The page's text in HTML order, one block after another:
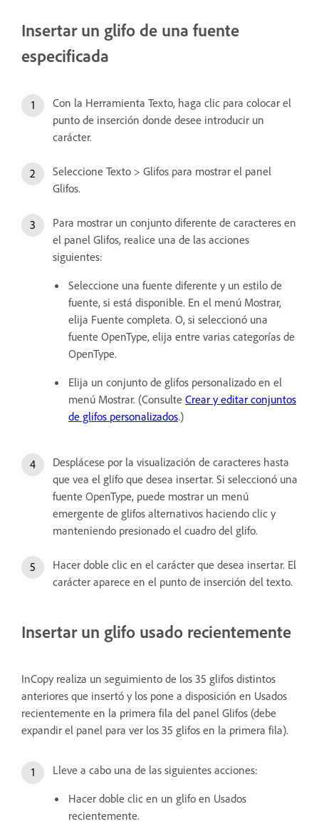
Insertar un glifo de una fuente
especificada
Con la Herramienta Texto, haga clic para colocar el
punto de inserción donde desee introducir un
carácter.
Seleccione Texto > Glifos para mostrar el panel
Glifos.
Para mostrar un conjunto diferente de caracteres en
el panel Glifos, realice una de las acciones
siguientes:
Seleccione una fuente diferente y un estilo de
fuente, si está disponible. En el menú Mostrar,
elija Fuente completa. O, si seleccionó una
fuente OpenType, elija entre varias categorías de
OpenType.
Elija un conjunto de glifos personalizado en el
menú Mostrar. (Consulte Crear y editar conjuntos
de glifos personalizados.)
Desplácese por la visualización de caracteres hasta
que vea el glifo que desea insertar. Si seleccionó una
fuente OpenType, puede mostrar un menú
emergente de glifos alternativos haciendo clic y
manteniendo presionado el cuadro del glifo.
Hacer doble clic en el carácter que desea insertar. El
carácter aparece en el punto de inserción del texto.
Insertar un glifo usado recientemente
InCopy realiza un seguimiento de los 35 glifos distintos
anteriores que insertó y los pone a disposición en Usados
recientemente en la primera fila del panel Glifos (debe
expandir el panel para ver los 35 glifos en la primera fila).
Lleve a cabo una de las siguientes acciones:
Hacer doble clic en un glifo en Usados
recientemente.